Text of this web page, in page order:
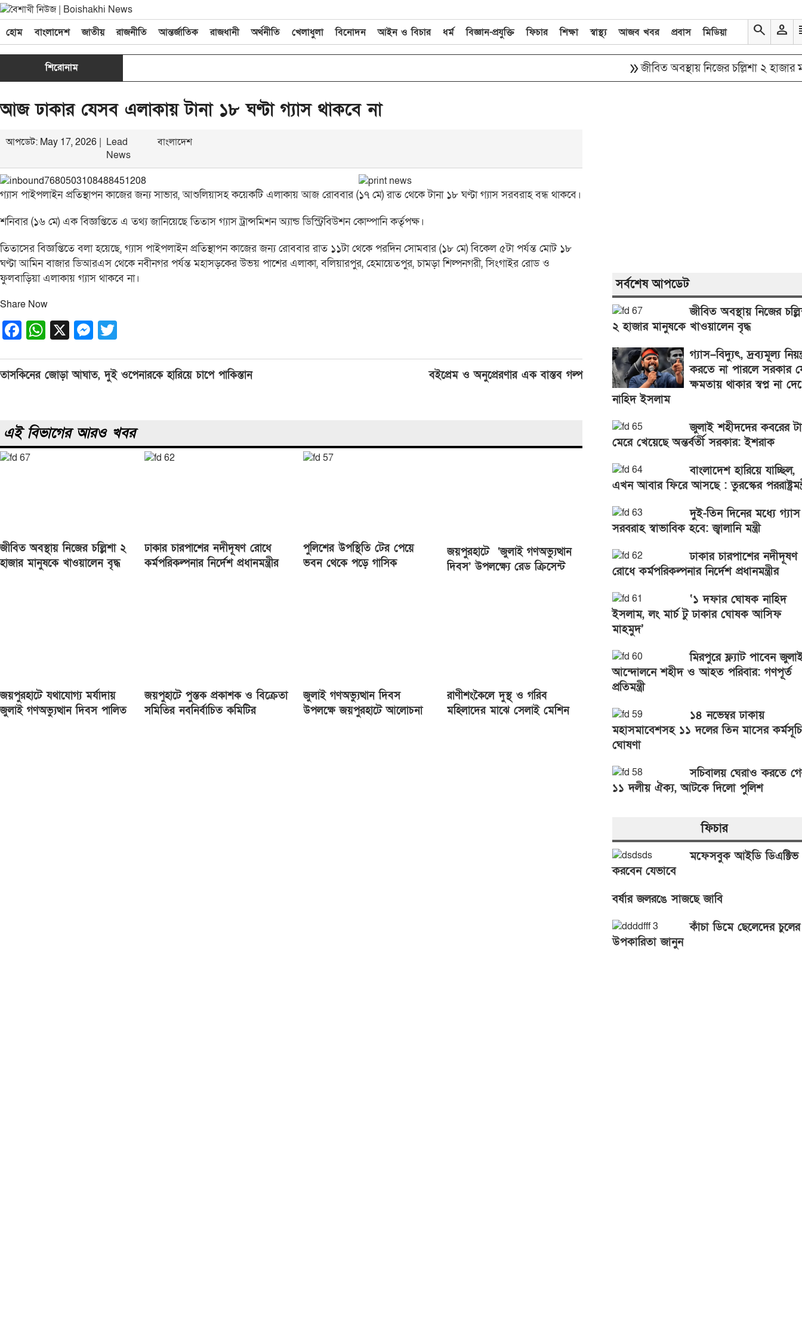
হোম বাংলাদেশ জাতীয় রাজনীতি আন্তর্জাতিক রাজধানী অর্থনীতি খেলাধুলা বিনোদন আইন ও বিচার ধর্ম বিজ্ঞান-প্রযুক্তি ফিচার শিক্ষা স্বাস্থ্য আজব খবর প্রবাস মিডিয়া search person
শিরোনাম জীবিত অবস্থায় নিজের চল্লিশা ২ হাজার
আজ ঢাকার যেসব এলাকায় টানা ১৮ ঘণ্টা গ্যাস থাকবে না
আপডেট: May 17, 2026 | Lead
News
বাংলাদেশ
গ্যাস পাইপলাইন প্রতিস্থাপন কাজের জন্য সাভার, আশুলিয়াসহ কয়েকটি এলাকায় আজ রোববার (১৭ মে) রাত থেকে টানা ১৮ ঘণ্টা গ্যাস সরবরাহ বন্ধ থাকবে।
শনিবার (১৬ মে) এক বিজ্ঞপ্তিতে এ তথ্য জানিয়েছে তিতাস গ্যাস ট্রান্সমিশন অ্যান্ড ডিস্ট্রিবিউশন কোম্পানি কর্তৃপক্ষ।
তিতাসের বিজ্ঞপ্তিতে বলা হয়েছে, গ্যাস পাইপলাইন প্রতিস্থাপন কাজের জন্য রোববার রাত ১১টা থেকে পরদিন সোমবার (১৮ মে) বিকেল ৫টা পর্যন্ত মোট ১৮
ঘণ্টা আমিন বাজার ডিআরএস থেকে নবীনগর পর্যন্ত মহাসড়কের উভয় পাশের এলাকা, বলিয়ারপুর, হেমায়েতপুর, চামড়া শিল্পনগরী, সিংগাইর রোড ও
ফুলবাড়িয়া এলাকায় গ্যাস থাকবে না।
Share Now
Facebook
WhatsApp
X Messenger
Post
navigation
তাসকিনের জোড়া আঘাত, দুই ওপেনারকে হারিয়ে চাপে পাকিস্তান বইপ্রেম ও অনুপ্রেরণার এক বাস্তব গল্প
এই বিভাগের আরও খবর
জীবিত অবস্থায় নিজের চল্লিশা ২
হাজার মানুষকে খাওয়ালেন বৃদ্ধ
ঢাকার চারপাশের নদীদূষণ রোধে
কর্মপরিকল্পনার নির্দেশ প্রধানমন্ত্রীর
পুলিশের উপস্থিতি টের পেয়ে
ভবন থেকে পড়ে গাসিক
জয়পুরহাটে ‘জুলাই গণঅভ্যুত্থান
দিবস’ উপলক্ষ্যে রেড ক্রিসেন্ট
জয়পুরহাটে যথাযোগ্য মর্যাদায়
জুলাই গণঅভ্যুত্থান দিবস পালিত
জয়পুহাটে পুস্তক প্রকাশক ও বিক্রেতা
সমিতির নবনির্বাচিত কমিটির
জুলাই গণঅভ্যুত্থান দিবস
উপলক্ষে জয়পুরহাটে আলোচনা
রাণীশংকৈলে দুস্থ ও গরিব
মহিলাদের মাঝে সেলাই মেশিন
সর্বশেষ আপডেট
জীবিত অবস্থায় নিজের
২ হাজার মানুষকে খাওয়ালেন বৃদ্ধ
গ্যাস–বিদ্যুৎ, দ্রব্যমূল্য
করতে না পারলে সরকার
ক্ষমতায় থাকার স্বপ্ন না
নাহিদ ইসলাম
জুলাই শহীদদের কবরের
মেরে খেয়েছে অন্তর্বর্তী সরকার: ইশরাক
বাংলাদেশ হারিয়ে যাচ্ছিল,
এখন আবার ফিরে আসছে : তুরস্কের
দুই-তিন দিনের মধ্যে গ্যাস
সরবরাহ স্বাভাবিক হবে: জ্বালানি মন্ত্রী
ঢাকার চারপাশের নদীদূষণ
রোধে কর্মপরিকল্পনার নির্দেশ প্রধানমন্ত্রীর
‘১ দফার ঘোষক নাহিদ
ইসলাম, লং মার্চ টু ঢাকার ঘোষক আসিফ
মাহমুদ’
মিরপুরে ফ্ল্যাট পাবেন
আন্দোলনে শহীদ ও আহত পরিবার: গণপূর্ত
প্রতিমন্ত্রী
১৪ নভেম্বর ঢাকায়
মহাসমাবেশসহ ১১ দলের তিন মাসের কর্মসূচি
ঘোষণা
সচিবালয় ঘেরাও করতে
১১ দলীয় ঐক্য, আটকে দিলো পুলিশ
ফিচার
মফেসবুক আইডি ডিএক্টিভ
করবেন যেভাবে
বর্ষার জলরঙে সাজছে জাবি
কাঁচা ডিমে ছেলেদের চুলের
উপকারিতা জানুন